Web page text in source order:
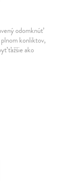
odomknúť
konliktov,
ťažšie ako